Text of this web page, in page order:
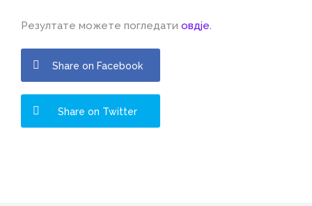
Резултате можете погледати овдје.
Share on Facebook
Share on Twitter